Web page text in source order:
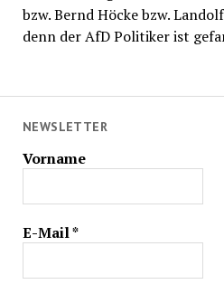
NEWSLETTER
Vorname
E-Mail*
bzw. Bernd Höcke bzw.
denn der AfD Politiker ist